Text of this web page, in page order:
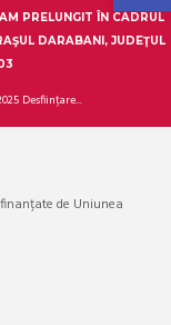
PRELUNGIT ÎN CADRUL
DARABANI, JUDEŢUL
Desființare...
de Uniunea